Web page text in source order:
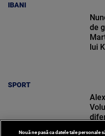
IBANI
SPORT
de
lui
Nouă ne pasă ca datele tale personale